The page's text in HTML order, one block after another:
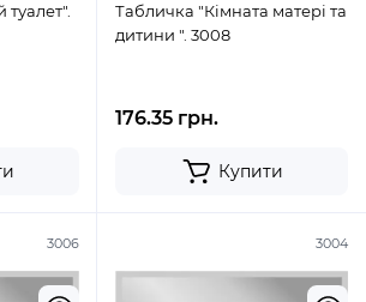
Табличка "Кімната матері та
дитини ". 3008
176.35 грн.
Купити
3006 3004